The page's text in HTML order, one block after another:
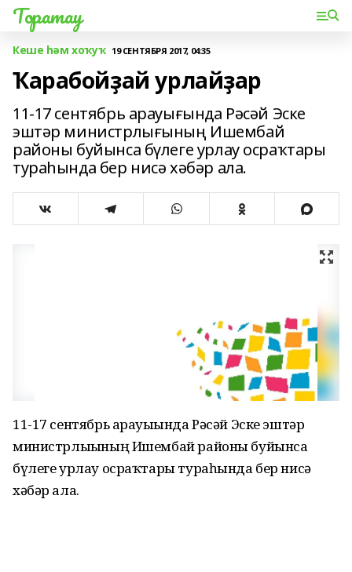
Торатау
Кеше һәм хоҡуҡ 19 СЕНТЯБРЯ 2017, 04:35
Ҡарабойҙай урлайҙар
11-17 сентябрь арауығында Рәсәй Эске
эштәр министрлығының Ишембай
районы буйынса бүлеге урлау осраҡтары
тураһында бер нисә хәбәр ала.
11-17 сентябрь арауығында Рәсәй Эске эштәр
министрлығының Ишембай районы буйынса
бүлеге урлау осраҡтары тураһында бер нисә
хәбәр ала.